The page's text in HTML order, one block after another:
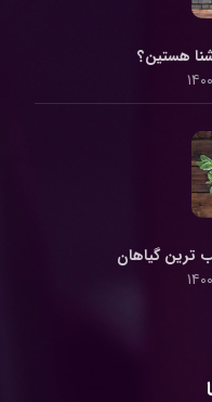
هستین؟
ترین گیاهان